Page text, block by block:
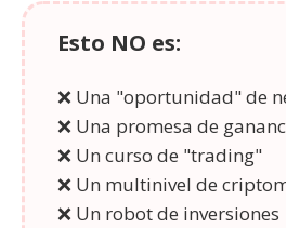
Esto NO es:
❌ Una "oportunidad" de
❌ Una promesa de
❌ Un curso de "trading"
❌ Un multinivel de
❌ Un robot de inversiones